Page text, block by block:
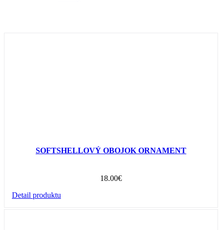
SOFTSHELLOVÝ OBOJOK ORNAMENT
18.00€
Detail produktu